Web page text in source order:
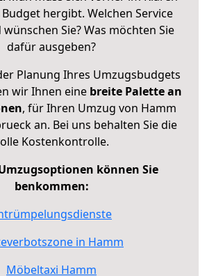
hergibt. Welchen Service
Sie? Was möchten Sie
dafür ausgeben?
Planung Ihres Umzugsbudgets
wir Ihnen eine breite Palette an
, für Ihren Umzug von Hamm
an. Bei uns behalten Sie die
Kostenkontrolle.
können Sie
benkommen:
in Hamm
Möbeltaxi Hamm